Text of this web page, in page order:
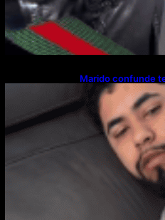
Marido confunde
e reação viraliza